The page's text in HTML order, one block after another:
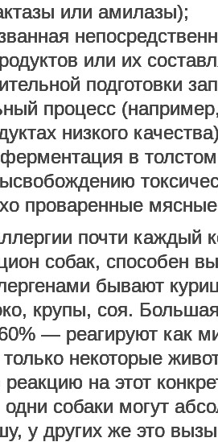
или амилазы);
или их
подготовки
процесс
низкого
в
проваренные
почти каждый
собак, способен
бывают
крупы, соя.
— реагируют как
некоторые
на этот
собаки могут
у других же это